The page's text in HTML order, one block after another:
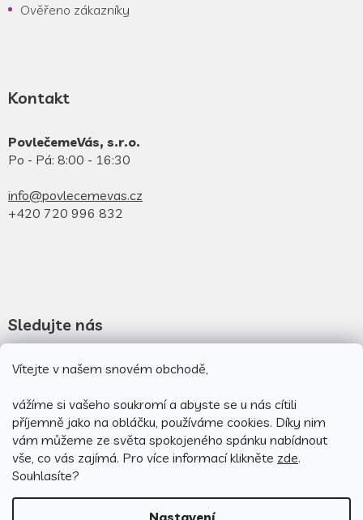
Vítejte v našem snovém obchodě,
vážíme si vašeho soukromí a abyste se u nás cítili
příjemně jako na obláčku, používáme cookies. Díky nim
vám můžeme ze světa spokojeného spánku nabídnout
vše, co vás zajímá. Pro více informací klikněte zde.
Souhlasíte?
Nastavení
Ověřeno zákazníky
Kontakt
PovlečemeVás, s.r.o.
Po - Pá: 8:00 - 16:30
info@povlecemevas.cz
+420 720 996 832
Sledujte nás
Novinky na facebooku
Novinky na instagramu